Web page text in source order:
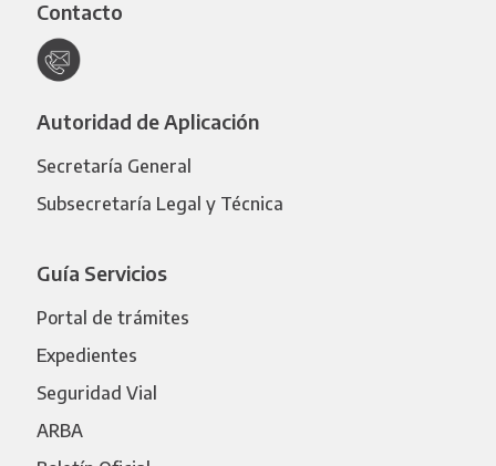
Contacto
Autoridad de Aplicación
Secretaría General
Subsecretaría Legal y Técnica
Guía Servicios
Portal de trámites
Expedientes
Seguridad Vial
ARBA